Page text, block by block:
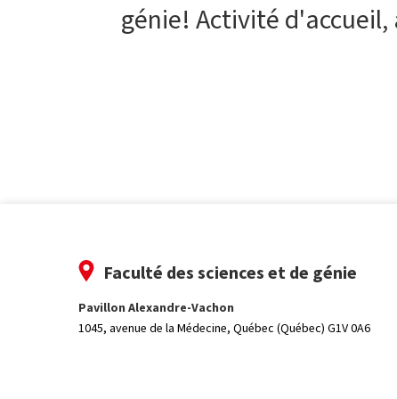
génie! Activité
Faculté des sciences et de génie
Pavillon Alexandre-Vachon
1045, avenue de la Médecine, Québec (Québec) G1V 0A6